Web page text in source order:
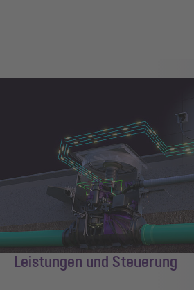
Leistungen und Steuerung